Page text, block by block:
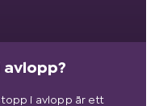
avlopp?
i avlopp är ett